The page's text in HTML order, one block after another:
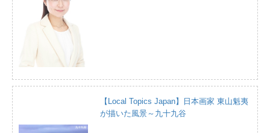
【Local Topics Japan】日本画家 東山魁夷
が描いた風景～九十九谷